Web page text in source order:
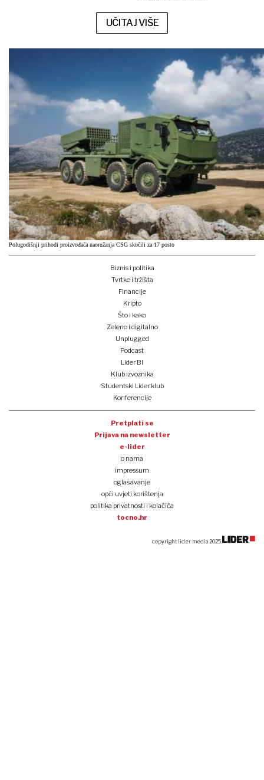
UČITAJ VIŠE
Polugodišnji prihodi proizvođača naoružanja CSG skočili za 17 posto
Biznis i politika
Tvrtke i tržišta
Financije
Kripto
Što i kako
Zeleno i digitalno
Unplugged
Podcast
Lider BI
Klub izvoznika
Studentski Lider klub
Konferencije
Pretplati se
Prijava na newsletter
e-lider
o nama
impressum
oglašavanje
opći uvjeti korištenja
politika privatnosti i kolačića
tocno.hr
copyright lider media 2025.